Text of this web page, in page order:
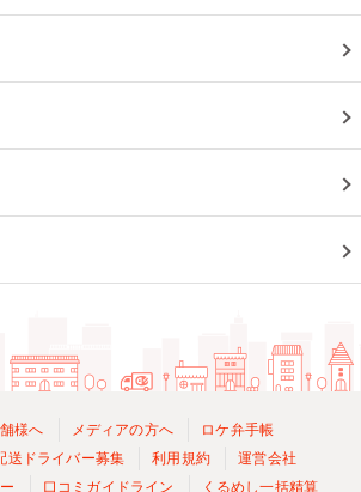
様へ メディアの方へ
ロケ弁手帳
送ドライバー募集
利用規約
運営会社
口コミガイドライン くるめし一括精算